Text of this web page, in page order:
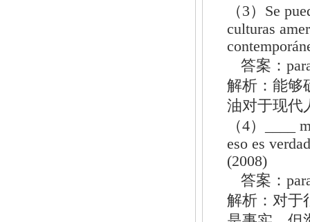
（3）Se
culturas
答案：
解析：能够
油对于现代
（4）____
eso es
(2008)
答案：
解析：对于